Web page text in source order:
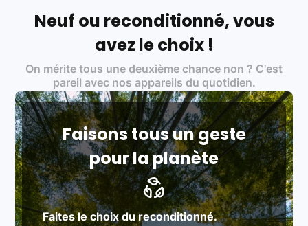
Labels environnementaux & qualité de nos partenaires
traitement des déchets électroniques (DEEE)
Produits testés et vérifiés selon des standards
rigoureux (80 à 100 points de contrôle en
fonction des produits)
Respect des normes RAEE, RoHS, et du
référentiel QualiRepar (bonus réparation)
Neuf ou reconditionné, vous
avez le choix !
On mérite tous une deuxième chance non ? C'est
pareil avec nos appareils du quotidien.
Faisons tous un geste
pour la planète
Faites le choix du reconditionné.